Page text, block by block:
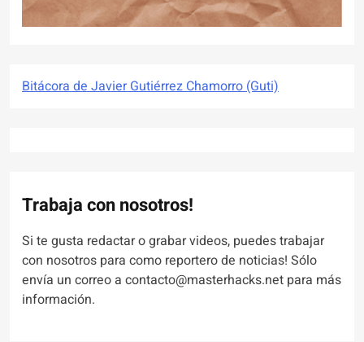
Bitácora de Javier Gutiérrez Chamorro (Guti)
Trabaja con nosotros!
Si te gusta redactar o grabar videos, puedes trabajar
con nosotros para como reportero de noticias! Sólo
envía un correo a contacto@masterhacks.net para más
información.